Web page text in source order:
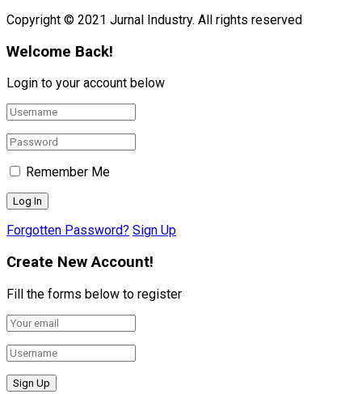
Copyright © 2021 Jurnal Industry. All rights reserved
Welcome Back!
Login to your account below
Remember Me
Forgotten Password? Sign Up
Create New Account!
Fill the forms below to register